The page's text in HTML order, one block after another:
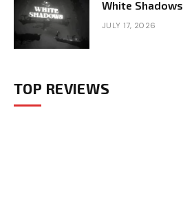
White Shadows
JULY 17, 2026
TOP REVIEWS